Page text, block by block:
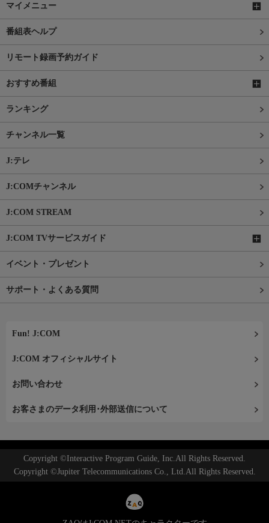
マイメニュー
番組表ヘルプ
リモート録画予約ガイド
おすすめ番組
ランキング
チャンネル一覧
J:テレ
J:COMチャンネル
J:COM STREAM
J:COM TVサービスガイド
イベント・プレゼント
サポート・よくある質問
Fun! J:COM
J:COM オフィシャルサイト
お問い合わせ
お客さまのデータ利用･外部送信について
Copyright ©Interactive Program Guide, Inc.All Rights Reserved.
Copyright ©Jupiter Telecommunications Co., Ltd.All Rights Reserved.